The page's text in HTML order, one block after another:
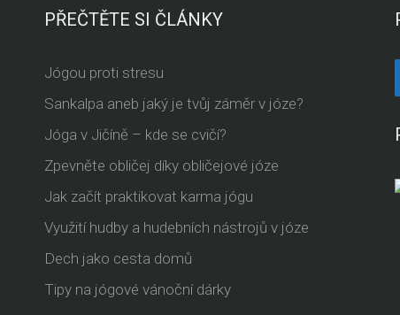
PŘEČTĚTE SI ČLÁNKY
Jógou proti stresu
Sankalpa aneb jaký je tvůj záměr v józe?
Jóga v Jičíně – kde se cvičí?
Zpevněte obličej díky obličejové józe
Jak začít praktikovat karma jógu
Využití hudby a hudebních nástrojů v józe
Dech jako cesta domů
Tipy na jógové vánoční dárky